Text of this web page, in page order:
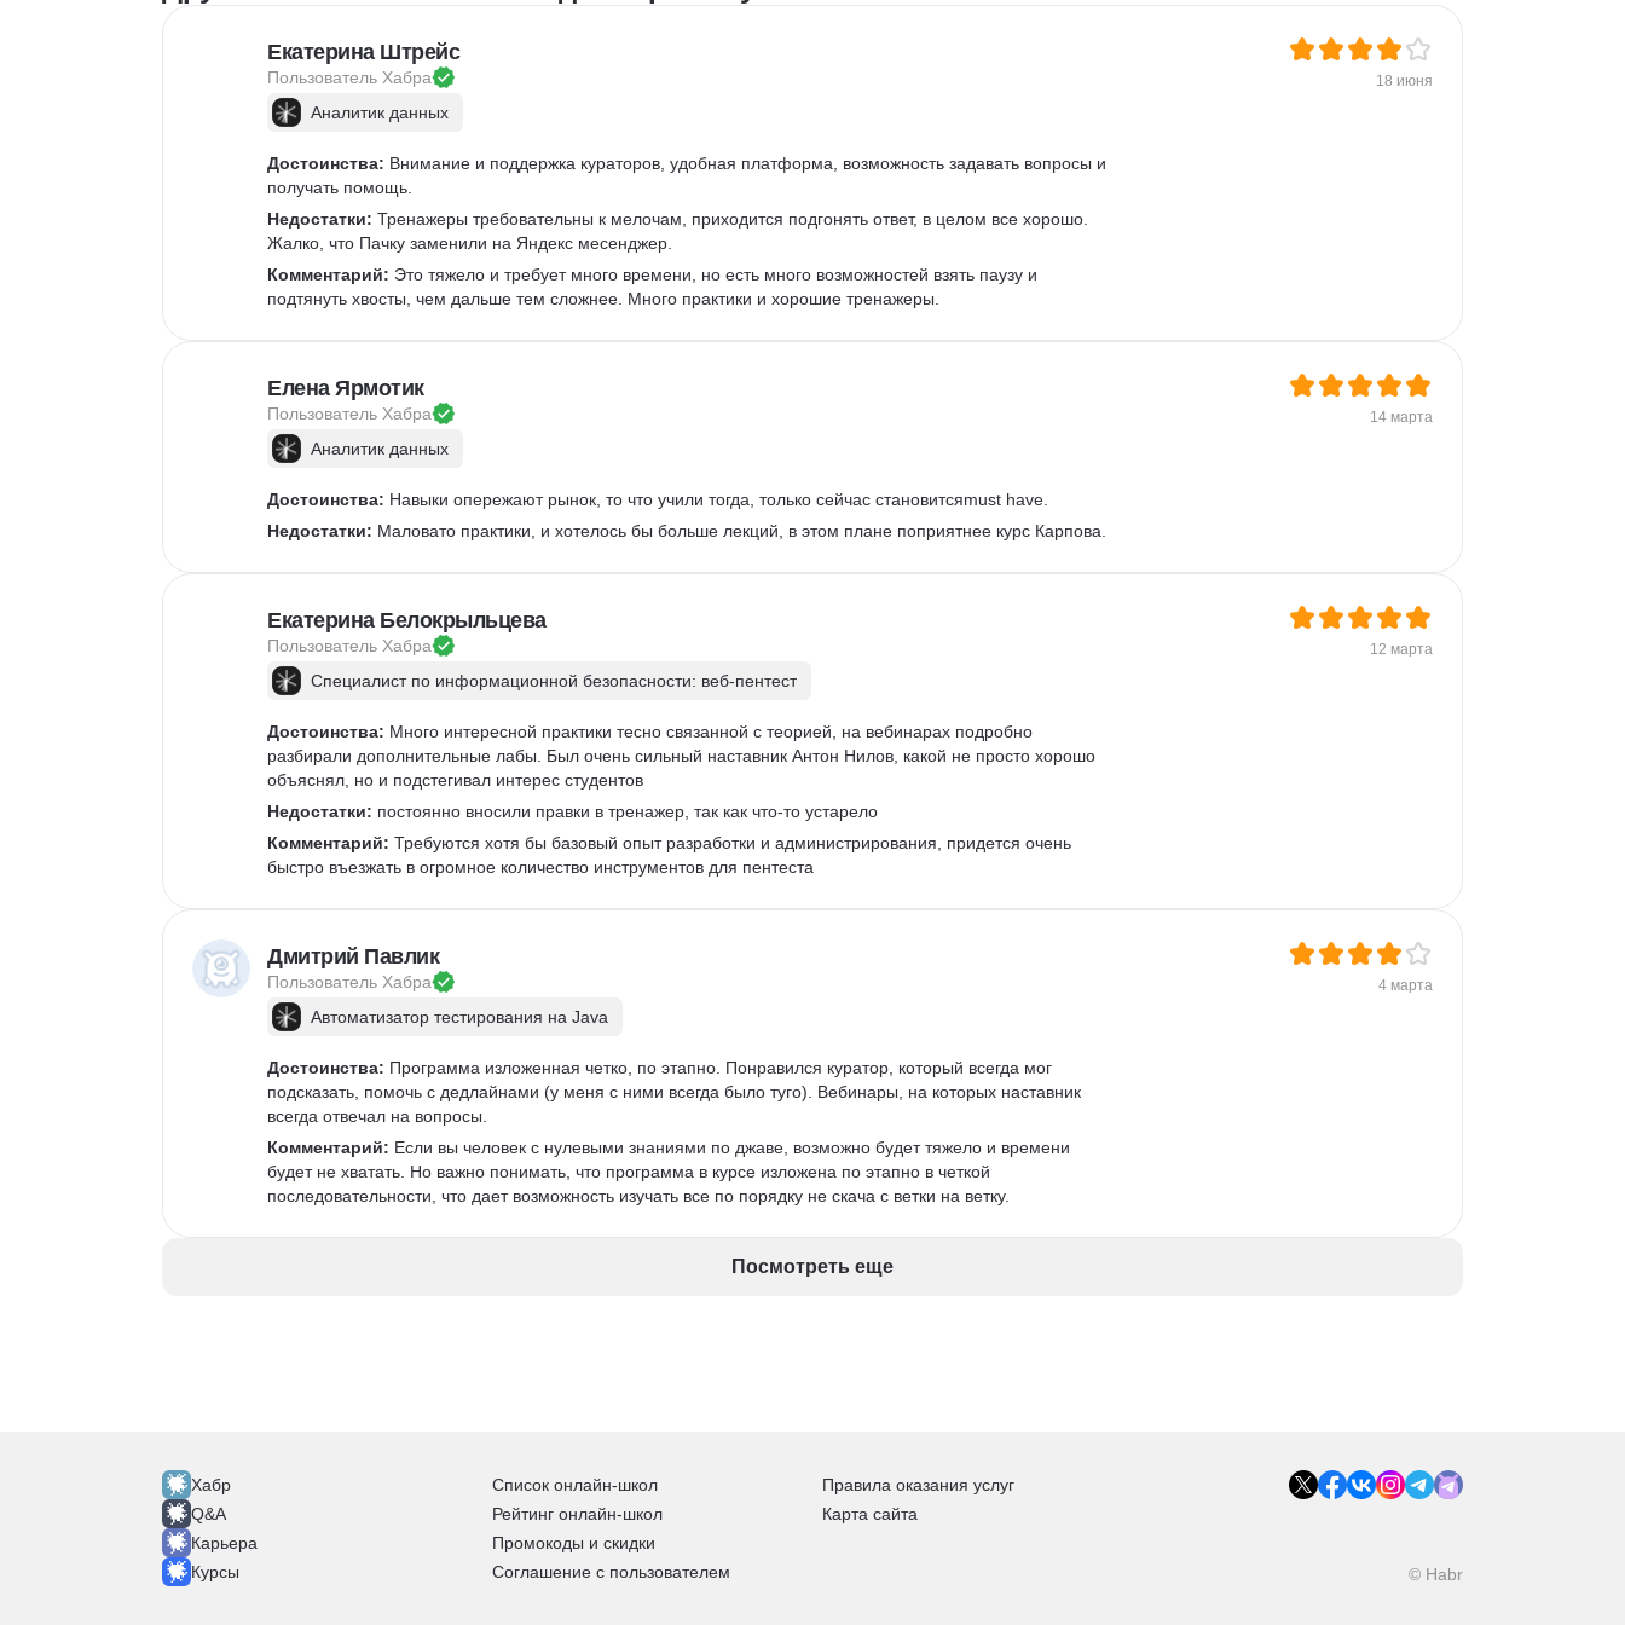
Дизайн баннеров
Бренд-дизайн
Верстка полиграфической продукции
Разработка фирменного стиля
Создание анимации
Брендинг
Microsoft PowerPoint
Дизайн текста
Google Slides
Екатерина Штрейс
Пользователь Хабра 18 июня
Аналитик данных
Достоинства: Внимание и поддержка кураторов, удобная платформа, возможность задавать вопросы и
получать помощь.
Недостатки: Тренажеры требовательны к мелочам, приходится подгонять ответ, в целом все хорошо.
Жалко, что Пачку заменили на Яндекс месенджер.
Комментарий: Это тяжело и требует много времени, но есть много возможностей взять паузу и
подтянуть хвосты, чем дальше тем сложнее. Много практики и хорошие тренажеры.
Елена Ярмотик
Пользователь Хабра 14 марта
Аналитик данных
Достоинства: Навыки опережают рынок, то что учили тогда, только сейчас становитсяmust have.
Недостатки: Маловато практики, и хотелось бы больше лекций, в этом плане поприятнее курс Карпова.
Екатерина Белокрыльцева
Пользователь Хабра 12 марта
Специалист по информационной безопасности: веб-пентест
Достоинства: Много интересной практики тесно связанной с теорией, на вебинарах подробно
разбирали дополнительные лабы. Был очень сильный наставник Антон Нилов, какой не просто хорошо
объяснял, но и подстегивал интерес студентов
Недостатки: постоянно вносили правки в тренажер, так как что-то устарело
Комментарий: Требуются хотя бы базовый опыт разработки и администрирования, придется очень
быстро въезжать в огромное количество инструментов для пентеста
Дмитрий Павлик
Пользователь Хабра 4 марта
Автоматизатор тестирования на Java
Достоинства: Программа изложенная четко, по этапно. Понравился куратор, который всегда мог
подсказать, помочь с дедлайнами (у меня с ними всегда было туго). Вебинары, на которых наставник
всегда отвечал на вопросы.
Комментарий: Если вы человек с нулевыми знаниями по джаве, возможно будет тяжело и времени
будет не хватать. Но важно понимать, что программа в курсе изложена по этапно в четкой
последовательности, что дает возможность изучать все по порядку не скача с ветки на ветку.
Посмотреть еще
Хабр
Q&A
Карьера
Курсы
Список онлайн-школ
Рейтинг онлайн-школ
Промокоды и скидки
Соглашение с пользователем
Правила оказания услуг
Карта сайта
© Habr